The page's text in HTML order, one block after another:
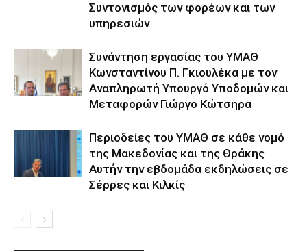
Συντονισμός των φορέων και των
υπηρεσιών
Συνάντηση εργασίας του ΥΜΑΘ
Κωνσταντίνου Π. Γκιουλέκα με τον
Αναπληρωτή Υπουργό Υποδομών και
Μεταφορών Γιώργο Κώτσηρα
Περιοδείες του ΥΜΑΘ σε κάθε νομό
της Μακεδονίας και της Θράκης
Αυτήν την εβδομάδα εκδηλώσεις σε
Σέρρες και Κιλκίς